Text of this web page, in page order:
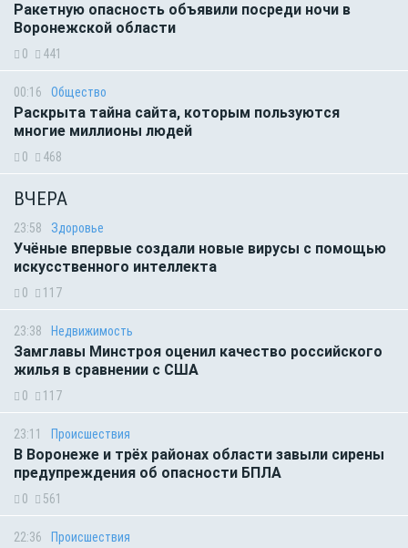
Ракетную опасность объявили посреди ночи в
Воронежской области
0 441
00:16 Общество
Раскрыта тайна сайта, которым пользуются
многие миллионы людей
0 468
ВЧЕРА
23:58 Здоровье
Учёные впервые создали новые вирусы с помощью
искусственного интеллекта
0 117
23:38 Недвижимость
Замглавы Минстроя оценил качество российского
жилья в сравнении с США
0 117
23:11 Происшествия
В Воронеже и трёх районах области завыли сирены
предупреждения об опасности БПЛА
0 561
22:36 Происшествия